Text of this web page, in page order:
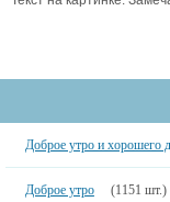
Доброе утро и хорошего
Доброе утро (1151 шт.)